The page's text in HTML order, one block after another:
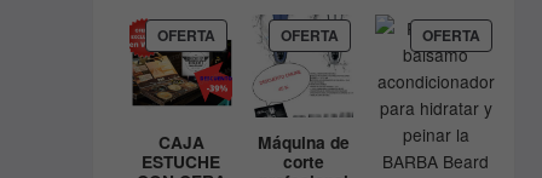
9.80€.
es:
8.90€.
OFERTA PRODUCTO
EN
OFERTA
CAJA
ESTUCHE
OFERTAPRODUCTO
EN
OFERTA
Máquina de
corte
OFERTA
EN
OFERTA